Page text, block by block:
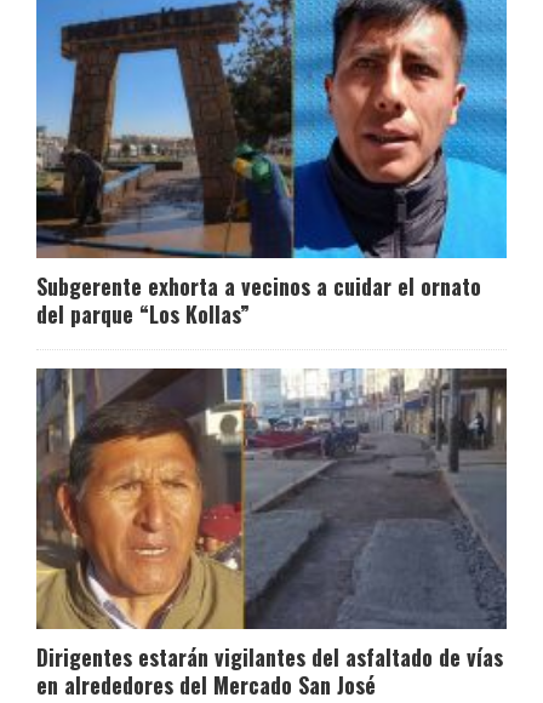
Subgerente exhorta a vecinos a cuidar el ornato
del parque “Los Kollas”
Dirigentes estarán vigilantes del asfaltado de vías
en alrededores del Mercado San José